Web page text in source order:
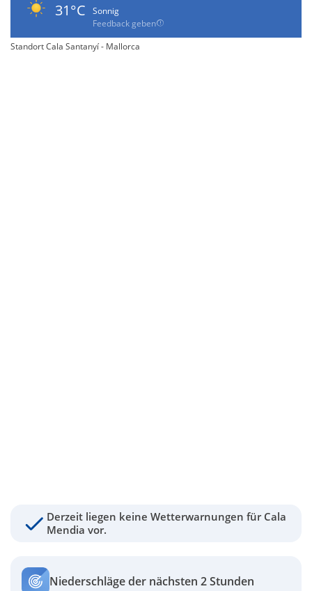
31°C
Sonnig
Feedback geben
Standort Cala Santanyí - Mallorca
Derzeit liegen keine Wetterwarnungen für Cala
Mendia vor.
Niederschläge der nächsten 2 Stunden